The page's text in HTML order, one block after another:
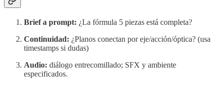
Brief a prompt: ¿La fórmula 5 piezas está completa?
Continuidad: ¿Planos conectan por eje/acción/óptica? (usa
timestamps si dudas)
Audio: diálogo entrecomillado; SFX y ambiente
especificados.